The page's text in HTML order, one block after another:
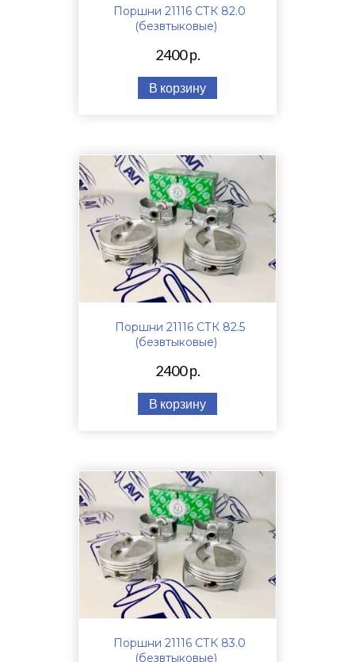
Поршни 21116 СТК 82.0
(безвтыковые)
2400 р.
В корзину
Поршни 21116 СТК 82.5
(безвтыковые)
2400 р.
В корзину
Поршни 21116 СТК 83.0
(безвтыковые)